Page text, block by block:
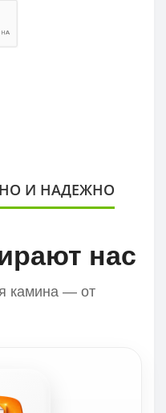
И НАДЕЖНО
нас
камина — от